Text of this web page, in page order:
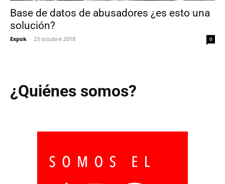
Base de datos de abusadores ¿es esto una
solución?
Expok - 23 octubre 2018 0
¿Quiénes somos?